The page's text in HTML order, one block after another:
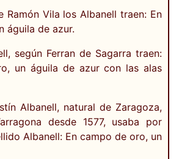
Ramón Vila los Albanell traen: En
águila de azur.
según Ferran de Sagarra traen:
un águila de azur con las alas
Albanell, natural de Zaragoza,
desde 1577, usaba por
Albanell: En campo de oro, un